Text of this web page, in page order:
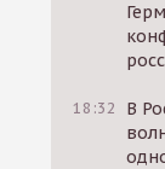
18:32
В